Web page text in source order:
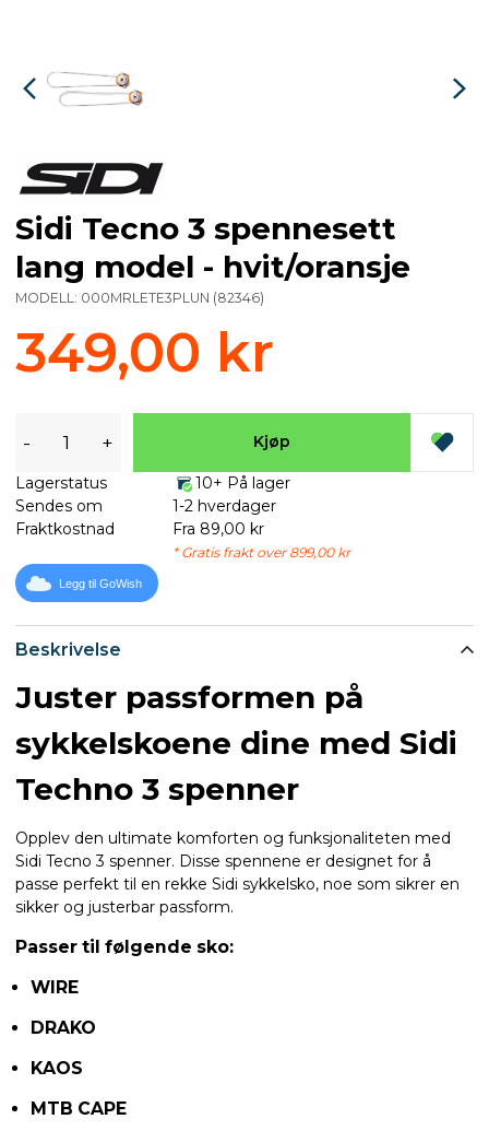
Beskrivelse
Juster passformen på
sykkelskoene dine med Sidi
Techno 3 spenner
Opplev den ultimate komforten og funksjonaliteten med
Sidi Tecno 3 spenner. Disse spennene er designet for å
passe perfekt til en rekke Sidi sykkelsko, noe som sikrer en
sikker og justerbar passform.
Passer til følgende sko:
WIRE
DRAKO
KAOS
MTB CAPE
Sidi Tecno 3 spennesett
lang model - hvit/oransje
MODELL: 000MRLETE3PLUN (82346)
349,00 kr
- + Kjøp
Lagerstatus
10+ På lager
Sendes om
1-2 hverdager
Fraktkostnad
Fra 89,00 kr
* Gratis frakt over 899,00 kr
Legg til GoWish